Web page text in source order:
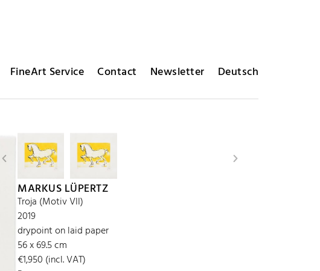
FineArt Service Contact Newsletter Deutsch
MARKUS LÜPERTZ
Troja (Motiv VII)
2019
drypoint on laid paper
56 x 69.5 cm
€1,950 (incl. VAT)